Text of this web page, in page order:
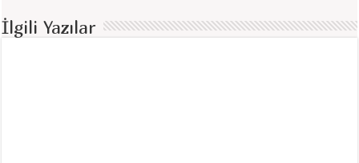
İlgili Yazılar